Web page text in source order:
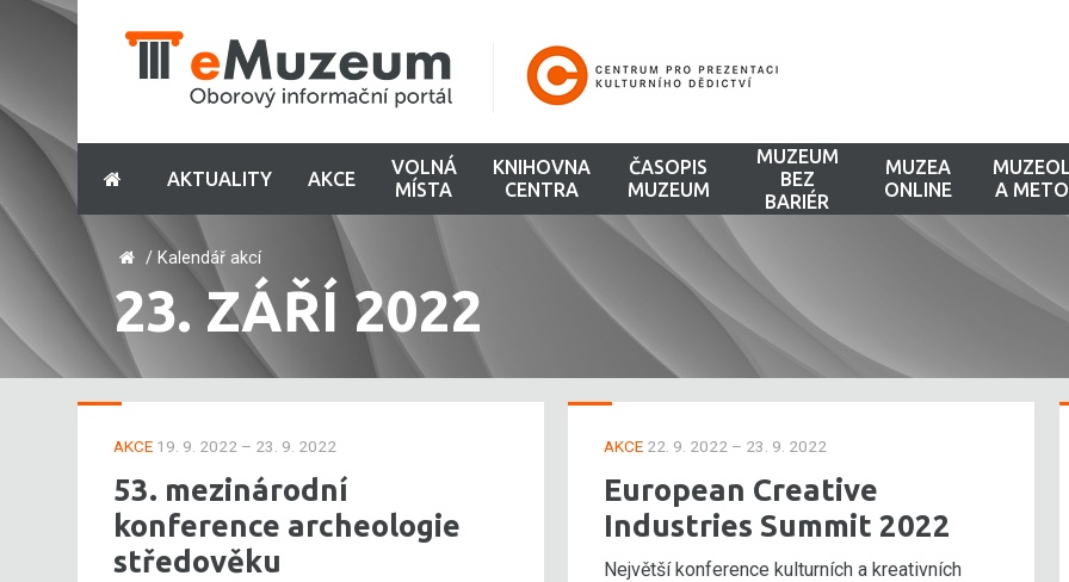
AKTUALITY AKCE
VOLNÁ
MÍSTA
KNIHOVNA
CENTRA
ČASOPIS
MUZEUM
MUZEUM
BEZ
BARIÉR
MUZEA
ONLINE
A
/ Kalendář akcí
23. ZÁŘÍ 2022
AKCE 19. 9. 2022 – 23. 9. 2022
53. mezinárodní
konference archeologie
středověku
AKCE 22. 9. 2022 – 23. 9. 2022
European Creative
Industries Summit 2022
Největší konference kulturních a kreativních